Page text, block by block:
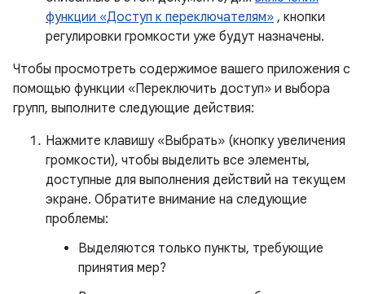
функции «Доступ к переключателям» , кнопки
регулировки громкости уже будут назначены.
Чтобы просмотреть содержимое вашего приложения с
помощью функции «Переключить доступ» и выбора
групп, выполните следующие действия:
Нажмите клавишу «Выбрать» (кнопку увеличения
громкости), чтобы выделить все элементы,
доступные для выполнения действий на текущем
экране. Обратите внимание на следующие
проблемы:
Выделяются только пункты, требующие
принятия мер?